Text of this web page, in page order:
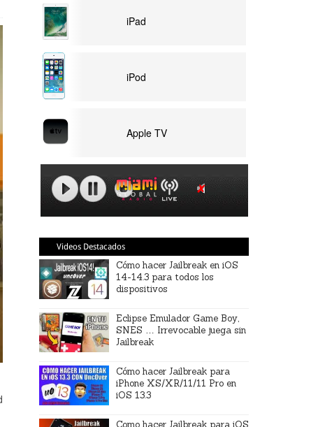
iPad
iPod
Apple TV
Videos Destacados
Cómo hacer Jailbreak en iOS
14-14.3 para todos los
dispositivos
Eclipse Emulador Game Boy,
SNES … Irrevocable juega sin
Jailbreak
Cómo hacer Jailbreak para
iPhone XS/XR/11/11 Pro en
iOS 13.3
Como hacer Jailbreak para iOS